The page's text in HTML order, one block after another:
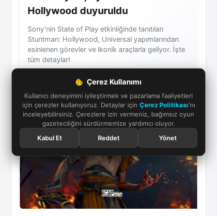
Çerez Kullanımı
Kullanıcı deneyimini iyileştirmek ve pazarlama faaliyetleri
için çerezler kullanıyoruz. Detaylar için Çerez Politikası'nı
inceleyebilirsiniz. Çerezlere izin vermeniz, bağımsız oyun
gazeteciliğini sürdürmemize yardımcı oluyor.
Kabul Et
Reddet Yönet
Hollywood duyuruldu
Sony’nin State of Play etkinliğinde tanıtılan
Stuntman: Hollywood, Universal yapımlarından
esinlenen görevler ve ikonik araçlarla geliyor. İşte
tüm detaylar!
03 Haziran 2026